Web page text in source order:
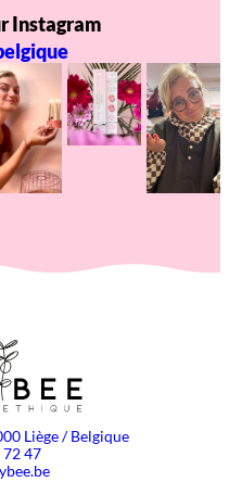
Instagram
Liège / Belgique
72 47